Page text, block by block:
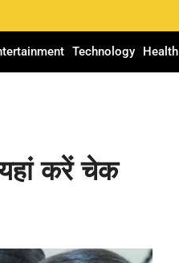
Technology Health
यहां करें चेक